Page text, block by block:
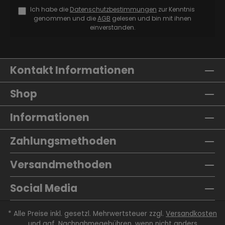
Ich habe die Datenschutzbestimmungen zur Kenntnis
genommen und dieAGB gelesen und bin mit ihnen
einverstanden.
Kontakt Informationen
Shop
Informationen
Zahlungsmethoden
Versandmethoden
Social Media
* Alle Preise inkl. gesetzl. Mehrwertsteuer zzgl. Versandkosten